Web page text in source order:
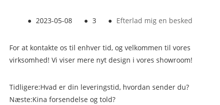
● 2023-05-08 ● 3 ● Efterlad mig en besked
For at kontakte os til enhver tid, og velkommen til vores
virksomhed! Vi viser mere nyt design i vores showroom!
Tidligere:Hvad er din leveringstid, hvordan sender du?
Næste:Kina forsendelse og told?